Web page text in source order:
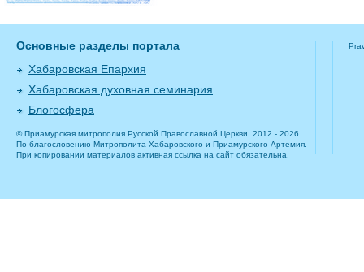
Основные разделы портала
Хабаровская Епархия
Хабаровская духовная семинария
Блогосфера
© Приамурская митрополия Русской Православной Церкви, 2012 - 2026
По благословению Митрополита Хабаровского и Приамурского Артемия.
При копировании материалов активная ссылка на сайт обязательна.